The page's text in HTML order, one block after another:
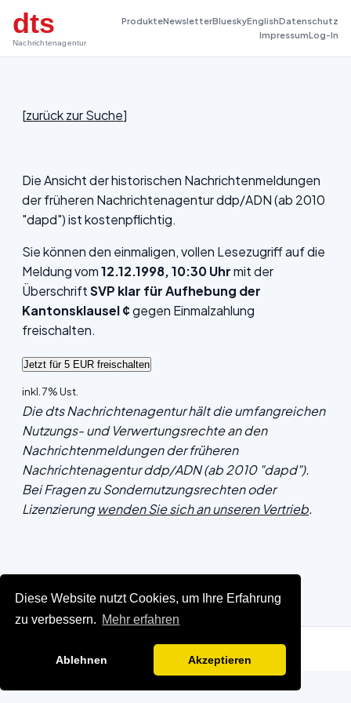
Diese Website nutzt Cookies, um Ihre Erfahrung
zu verbessern. Mehr erfahren
Ablehnen Akzeptieren
dts
Nachrichtenagentur
ProdukteNewsletterBlueskyEnglishDatenschutz
ImpressumLog-In
[zurück zur Suche]
Die Ansicht der historischen Nachrichtenmeldungen
der früheren Nachrichtenagentur ddp/ADN (ab 2010
"dapd") ist kostenpflichtig.
Sie können den einmaligen, vollen Lesezugriff auf die
Meldung vom12.12.1998, 10:30 Uhrmit der
ÜberschriftSVP klar für Aufhebung der
Kantonsklausel ¢gegen Einmalzahlung
freischalten.
inkl. 7% Ust.
Die dts Nachrichtenagentur hält die umfangreichen
Nutzungs- und Verwertungsrechte an den
Nachrichtenmeldungen der früheren
Nachrichtenagentur ddp/ADN (ab 2010 "dapd").
Bei Fragen zu Sondernutzungsrechten oder
Lizenzierungwenden Sie sich an unseren Vertrieb.